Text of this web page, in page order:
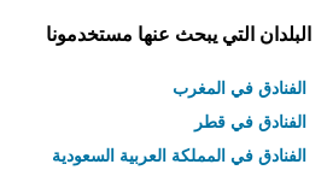
البلدان التي يبحث عنها مستخدمونا
الفنادق في المغرب
الفنادق في قطر
الفنادق في المملكة العربية السعودية